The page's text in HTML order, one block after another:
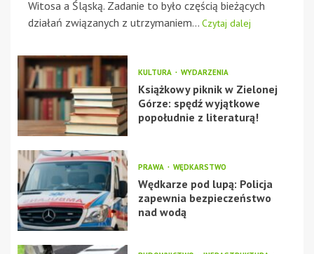
Witosa a Śląską. Zadanie to było częścią bieżących
działań związanych z utrzymaniem... Czytaj dalej
KULTURA WYDARZENIA
Książkowy piknik w Zielonej
Górze: spędź wyjątkowe
popołudnie z literaturą!
PRAWA WĘDKARSTWO
Wędkarze pod lupą: Policja
zapewnia bezpieczeństwo
nad wodą